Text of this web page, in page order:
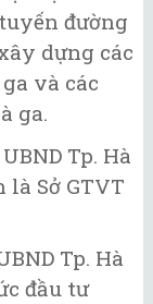
đường
dựng các
và các
ga.
Tp. Hà
Sở GTVT
Tp. Hà
đầu tư